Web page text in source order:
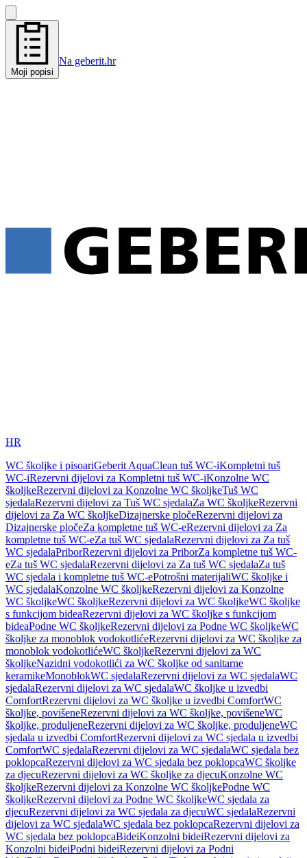
Moji popisi
Na geberit.hr
HR
WC školjke i pisoariGeberit AquaClean tuš WC-iKompletni tuš
WC-iRezervni dijelovi za Kompletni tuš WC-iKonzolne WC
školjkeRezervni dijelovi za Konzolne WC školjkeTuš WC
sjedalaRezervni dijelovi za Tuš WC sjedalaZa WC školjkeRezervni
dijelovi za Za WC školjkeDizajnerske pločeRezervni dijelovi za
Dizajnerske pločeZa kompletne tuš WC-eRezervni dijelovi za Za
kompletne tuš WC-eZa tuš WC sjedalaRezervni dijelovi za Za tuš
WC sjedalaPriborRezervni dijelovi za PriborZa kompletne tuš WC-
eZa tuš WC sjedalaRezervni dijelovi za Za tuš WC sjedalaZa tuš
WC sjedala i kompletne tuš WC-ePotrošni materijaliWC školjke i
WC sjedalaKonzolne WC školjkeRezervni dijelovi za Konzolne
WC školjkeWC školjkeRezervni dijelovi za WC školjkeWC školjke
s funkcijom bideaRezervni dijelovi za WC školjke s funkcijom
bideaPodne WC školjkeRezervni dijelovi za Podne WC školjkeWC
školjke za monoblok vodokotlićeRezervni dijelovi za WC školjke za
monoblok vodokotlićeWC školjkeRezervni dijelovi za WC
školjkeNazidni vodokotlići za WC školjke od sanitarne
keramikeMonoblokWC sjedalaRezervni dijelovi za WC sjedalaWC
sjedalaRezervni dijelovi za WC sjedalaWC školjke u izvedbi
ComfortRezervni dijelovi za WC školjke u izvedbi ComfortWC
školjke, povišeneRezervni dijelovi za WC školjke, povišeneWC
školjke, produljeneRezervni dijelovi za WC školjke, produljeneWC
sjedala u izvedbi ComfortRezervni dijelovi za WC sjedala u izvedbi
ComfortWC sjedalaRezervni dijelovi za WC sjedalaWC sjedala bez
poklopcaRezervni dijelovi za WC sjedala bez poklopcaWC školjke
za djecuRezervni dijelovi za WC školjke za djecuKonzolne WC
školjkeRezervni dijelovi za Konzolne WC školjkePodne WC
školjkeRezervni dijelovi za Podne WC školjkeWC sjedala za
djecuRezervni dijelovi za WC sjedala za djecuWC sjedalaRezervni
dijelovi za WC sjedalaWC sjedala bez poklopcaRezervni dijelovi za
WC sjedala bez poklopcaBideiKonzolni bideiRezervni dijelovi za
Konzolni bideiPodni bideiRezervni dijelovi za Podni